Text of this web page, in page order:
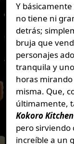
Y
no tiene ni
detrás;
bruja que
personajes
tranquila y
horas
misma. Que,
últimamente,
Kokoro Kitchen
pero sirviendo
increíble a un